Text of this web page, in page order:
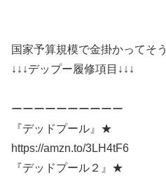
国家予算規模で金掛かってそう
↓↓↓デップー履修項目↓↓↓
ーーーーーーーーーー
『デッドプール』★
https://amzn.to/3LH4tF6
『デッドプール２』★